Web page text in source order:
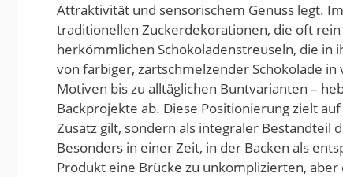
Attraktivität und sensorischem Genuss legt.
traditionellen Zuckerdekorationen, die oft
herkömmlichen Schokoladenstreuseln, die in
von farbiger, zartschmelzender Schokolade
Motiven bis zu alltäglichen Buntvarianten –
Backprojekte ab. Diese Positionierung zielt
Zusatz gilt, sondern als integraler Bestandteil
Besonders in einer Zeit, in der Backen als
Produkt eine Brücke zu unkomplizierten,